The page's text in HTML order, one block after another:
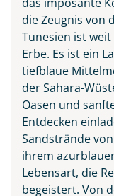
©
die Zeugnis von
Tunesien ist
Erbe. Es ist ein
tiefblaue
der Sahara-
Oasen und
Entdecken
Sandstrände
ihrem
Lebensart, die
begeistert. Von